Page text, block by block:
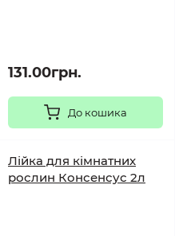
131.00грн.
До кошика
Лійка для кімнатних
рослин Консенсус 2л